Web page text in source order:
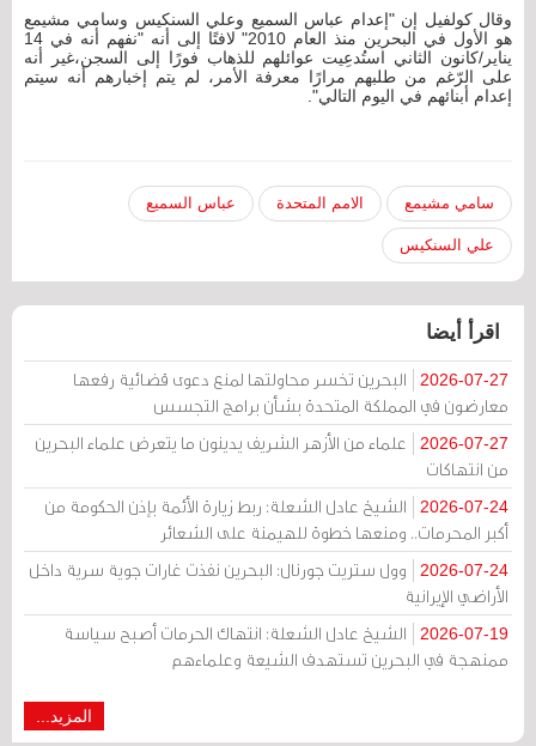
وقال كولفيل إن "إعدام عباس السميع وعلي السنكيس وسامي مشيمع
هو الأول في البحرين منذ العام 2010" لافتًا إلى أنه "نفهم أنه في 14
يناير/كانون الثاني استُدعِيت عوائلهم للذهاب فورًا إلى السجن،غير أنه
على الرّغم من طلبهم مرارًا معرفة الأمر، لم يتم إخبارهم أنه سيتم
إعدام أبنائهم في اليوم التالي".
سامي مشيمع الامم المتحدة عباس السميع
علي السنكيس
اقرأ أيضا
2026-07-27
البحرين تخسر محاولتها لمنع دعوى قضائية رفعها
معارضون في المملكة المتحدة بشأن برامج التجسس
2026-07-27
علماء من الأزهر الشريف يدينون ما يتعرض علماء البحرين
من انتهاكات
2026-07-24
الشيخ عادل الشعلة: ربط زيارة الأئمة بإذن الحكومة من
أكبر المحرمات.. ومنعها خطوة للهيمنة على الشعائر
2026-07-24
وول ستريت جورنال: البحرين نفذت غارات جوية سرية داخل
الأراضي الإيرانية
2026-07-19
الشيخ عادل الشعلة: انتهاك الحرمات أصبح سياسة
ممنهجة في البحرين تستهدف الشيعة وعلماءهم
المزيد...